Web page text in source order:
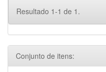
Resultado 1-1 de 1.
Conjunto de itens: